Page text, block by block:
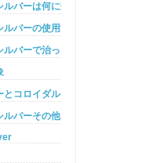
バーは何に効くのか
バーの使用方法
バーで治った例
コロイダルシルバー
ルバーその他